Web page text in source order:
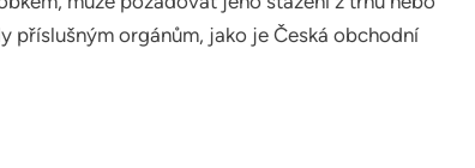
příslušným orgánům, jako je Česká obchodní